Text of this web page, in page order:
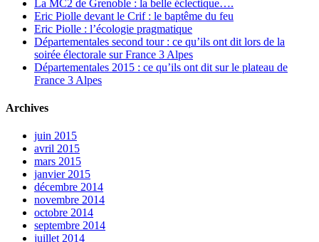
La MC2 de Grenoble : la belle éclectique….
Eric Piolle devant le Crif : le baptême du feu
Eric Piolle : l’écologie pragmatique
Départementales second tour : ce qu’ils ont dit lors de la
soirée électorale sur France 3 Alpes
Départementales 2015 : ce qu’ils ont dit sur le plateau de
France 3 Alpes
Archives
juin 2015
avril 2015
mars 2015
janvier 2015
décembre 2014
novembre 2014
octobre 2014
septembre 2014
juillet 2014